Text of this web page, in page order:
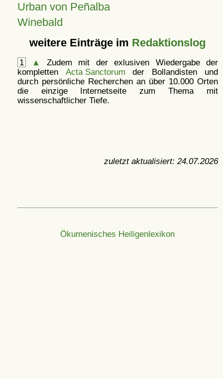
Urban von Peñalba
Winebald
weitere Einträge im Redaktionslog
1 ▲
Zudem mit der exlusiven Wiedergabe der
kompletten Acta Sanctorum der Bollandisten und
durch persönliche Recherchen an über 10.000 Orten
die einzige Internetseite zum Thema mit
wissenschaftlicher Tiefe.
zuletzt aktualisiert: 24.07.2026
Ökumenisches Heiligenlexikon